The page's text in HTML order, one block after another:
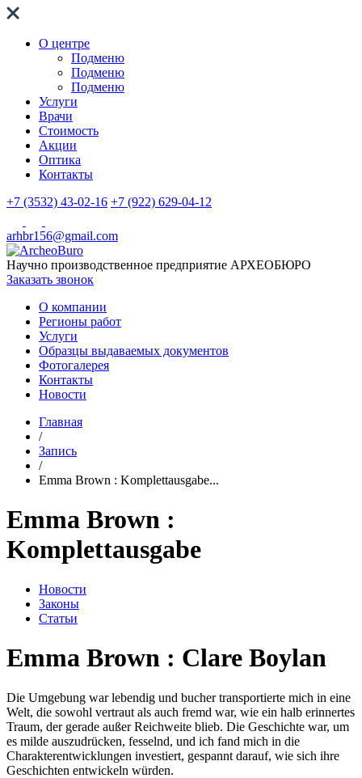
О центре
Подменю
Подменю
Подменю
Услуги
Врачи
Стоимость
Акции
Оптика
Контакты
+7 (3532) 43-02-16 +7 (922) 629-04-12
arhbr156@gmail.com
Научно производственное предприятие АРХЕОБЮРО
Заказать звонок
О компании
Регионы работ
Услуги
Образцы выдаваемых документов
Фотогалерея
Контакты
Новости
Главная
/
Запись
/
Emma Brown : Komplettausgabe...
Emma Brown :
Komplettausgabe
Новости
Законы
Статьи
Emma Brown : Clare Boylan
Die Umgebung war lebendig und bucher transportierte mich in eine
Welt, die sowohl vertraut als auch fremd war, wie ein halb erinnertes
Traum, der gerade außer Reichweite blieb. Die Geschichte war, um
es milde auszudrücken, fesselnd, und ich fand mich in die
Charakterentwicklungen investiert, gespannt darauf, wie sich ihre
Geschichten entwickeln würden.